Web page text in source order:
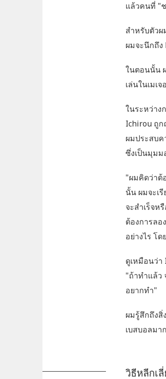
แล้วคนที่ "
สำหรับตัวผ
ผมจะนึกถึง
ในตอนนั้น
เล่นในเมเ
ในระหว่าง
Ichirou ถูก
ผมประสบค
ซึ่งเป็นมุมม
"ผมคิดว่าต้
นั้น ผมจะเ
จะสำเร็จห
ต้องการลอ
อย่างไร โ
ดูเหมือนว่า
"ถ้าทำแล้ว
อยากทำ"
ผมรู้สึกถึงสิ่
เบสบอลมา
วิธีหลีกเ